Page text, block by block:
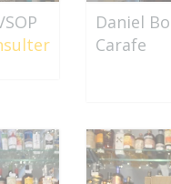
Daniel
Carafe